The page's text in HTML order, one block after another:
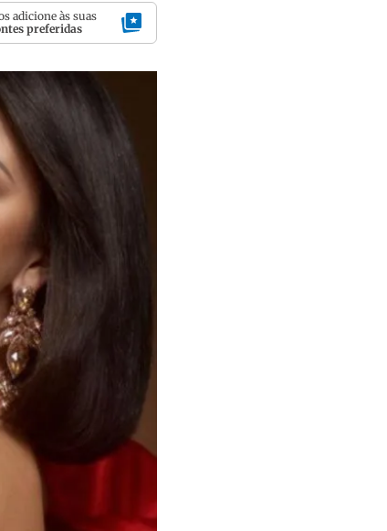
adicione às suas
preferidas